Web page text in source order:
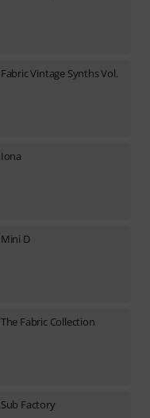
Fabric Vintage Synths Vol.
Iona
Mini D
The Fabric Collection
Sub Factory